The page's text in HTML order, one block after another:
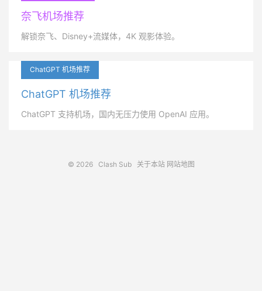
奈飞机场推荐
解锁奈飞、Disney+流媒体，4K 观影体验。
ChatGPT 机场推荐
ChatGPT 机场推荐
ChatGPT 支持机场，国内无压力使用 OpenAI 应用。
© 2026 Clash Sub 关于本站 网站地图